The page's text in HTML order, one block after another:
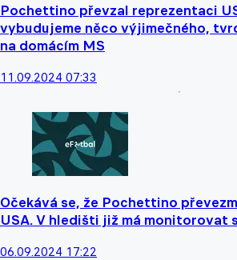
Pochettino převzal reprezentaci
vybudujeme něco výjimečného,
na domácím MS
11.09.2024 07:33
Očekává se, že Pochettino
USA. V hledišti již má monitorovat
06.09.2024 17:22